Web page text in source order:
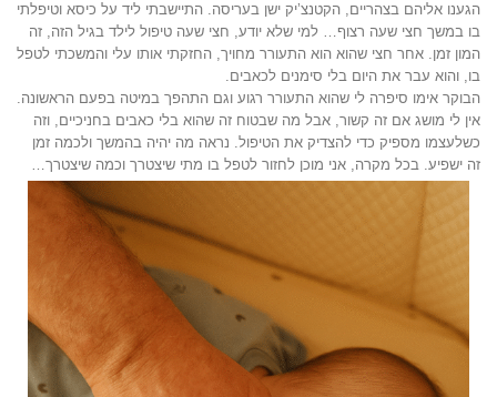
הגענו אליהם בצהריים, הקטנצ’יק ישן בעריסה. התיישבתי ליד על כיסא וטיפלתי
בו במשך חצי שעה רצוף… למי שלא יודע, חצי שעה טיפול לילד בגיל הזה, זה
המון זמן. אחר חצי שהוא הוא התעורר מחויך, החזקתי אותו עלי והמשכתי לטפל
בו, והוא עבר את היום בלי סימנים לכאבים.
הבוקר אימו סיפרה לי שהוא התעורר רגוע וגם התהפך במיטה בפעם הראשונה.
אין לי מושג אם זה קשור, אבל מה שבטוח זה שהוא בלי כאבים בחניכיים, וזה
כשלעצמו מספיק כדי להצדיק את הטיפול. נראה מה יהיה בהמשך ולכמה זמן
זה ישפיע. בכל מקרה, אני מוכן לחזור לטפל בו מתי שיצטרך וכמה שיצטרך…